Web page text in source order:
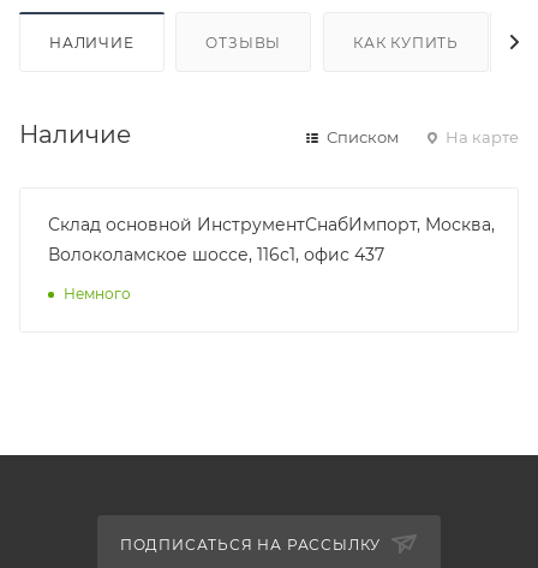
НАЛИЧИЕ ОТЗЫВЫ КАК КУПИТЬ
Наличие Списком На карте
Склад основной ИнструментСнабИмпорт, Москва,
Волоколамское шоссе, 116с1, офис 437
Немного
ПОДПИСАТЬСЯ НА РАССЫЛКУ